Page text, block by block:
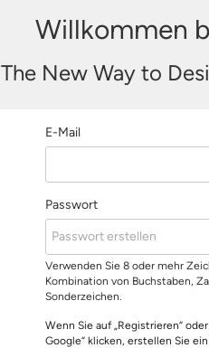
Willkommen
The New Way to
E-Mail
Passwort
Verwenden Sie 8 oder mehr
Kombination von Buchstaben,
Sonderzeichen.
Wenn Sie auf „Registrieren“
Google“ klicken, erstellen Sie